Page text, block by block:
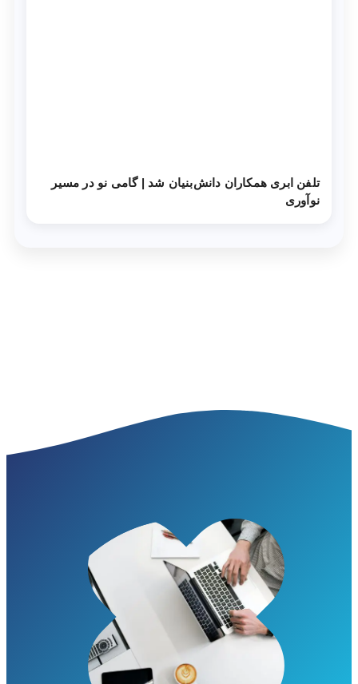
تلفن ابری همکاران دانش‌‌بنیان شد | گامی نو در مسیر
نوآوری